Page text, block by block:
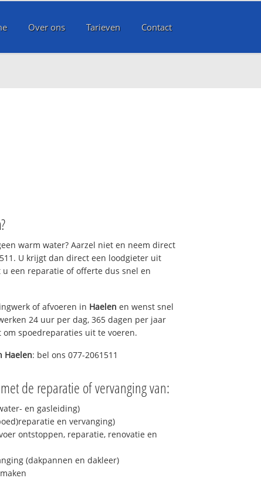
Over ons Tarieven Contact
?
warm water? Aarzel niet en neem direct
U krijgt dan direct een loodgieter uit
een reparatie of offerte dus snel en
of afvoeren in Haelen en wenst snel
24 uur per dag, 365 dagen per jaar
spoedreparaties uit te voeren.
Haelen: bel ons 077-2061511
de reparatie of vervanging van:
en gasleiding)
en vervanging)
ontstoppen, reparatie, renovatie en
(dakpannen en dakleer)